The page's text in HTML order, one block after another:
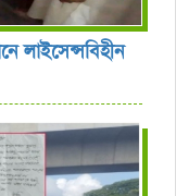
লাইসেন্সবিহীন